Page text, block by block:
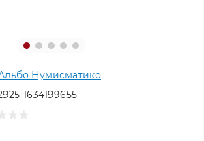
Нумисматико
1634199655